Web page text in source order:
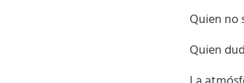
Quien no
Quien